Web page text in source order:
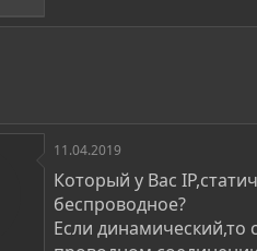
11.04.2019
Который у Вас
беспроводное?
Если динамический,то